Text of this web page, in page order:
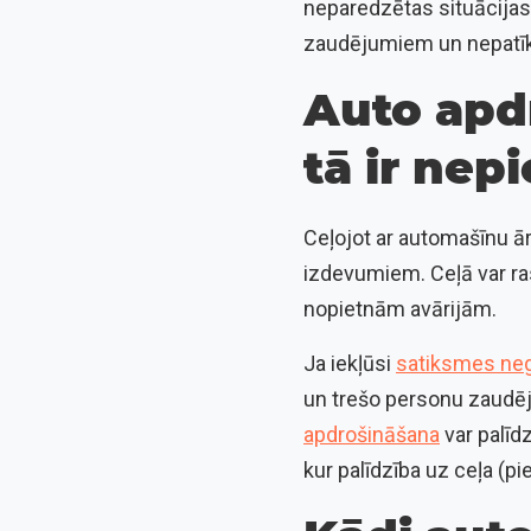
neparedzētas
zaudējumiem un
Auto
tā ir
Ceļojot ar automašīnu
izdevumiem. Ceļā var
nopietnām avārijām.
Ja iekļūsi satiksmes
un trešo personu
apdrošināšanavar
kur palīdzība uz ceļa